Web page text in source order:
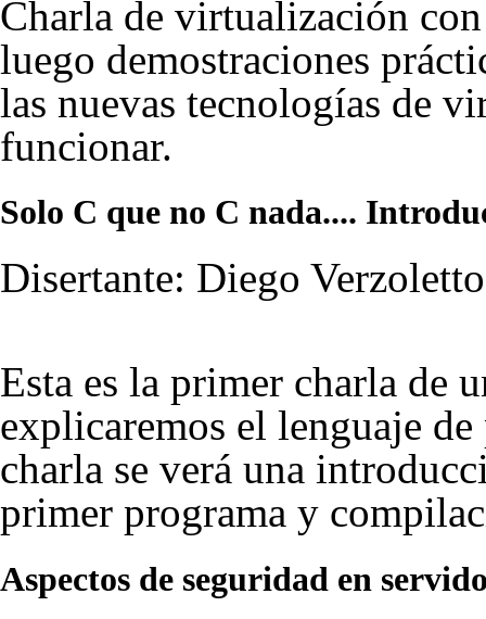
Charla de virtualización
luego demostraciones
las nuevas tecnologías de
funcionar.
Solo C que no C nada....
Disertante: Diego Verzoletto
Esta es la primer charla de
explicaremos el lenguaje
charla se verá una
primer programa y
Aspectos de seguridad en